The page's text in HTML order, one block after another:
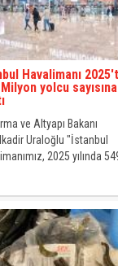
Havalimanı
yolcu sayısına
ve Altyapı Bakanı
Uraloğlu "İstanbul
2025 yılında
bir kez daha güçlü
ortaya koydu." dedi.